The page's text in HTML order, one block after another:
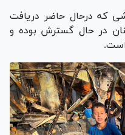
که درحال حاضر دریافت
در حال گسترش بوده و